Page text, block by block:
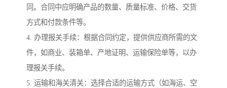
同。合同中应明确产品的数量、质量标准、价格、交货
方式和付款条件等。
4. 办理报关手续：根据合同约定，提供供应商所需的文
件，如商业、装箱单、产地证明、运输保险单等，以办
理报关手续。
5. 运输和海关清关：选择合适的运输方式（如海运、空